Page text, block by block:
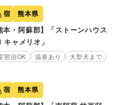
宿 熊本県
本・阿蘇郡】「ストーンハウス
キャメリオ」
宿泊OK 温泉あり 大型犬まで
宿 熊本県